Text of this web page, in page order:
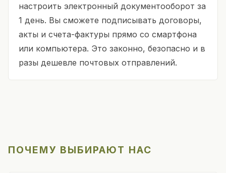
настроить электронный документооборот за
1 день. Вы сможете подписывать договоры,
акты и счета-фактуры прямо со смартфона
или компьютера. Это законно, безопасно и в
разы дешевле почтовых отправлений.
ПОЧЕМУ ВЫБИРАЮТ НАС